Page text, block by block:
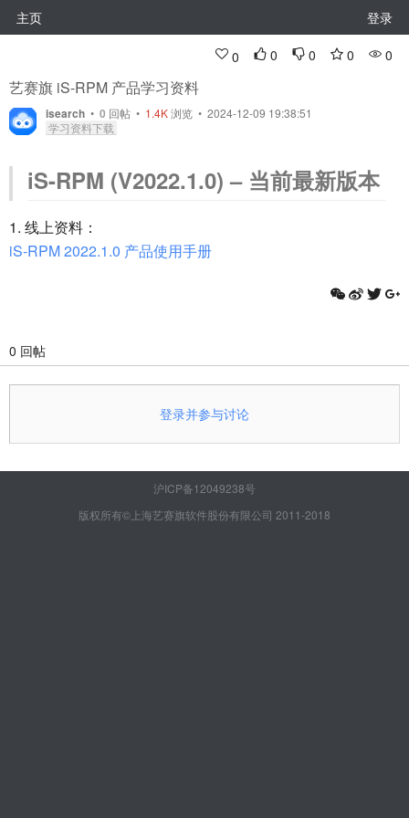
主页 登录
0 0 0 0 0
艺赛旗 iS-RPM 产品学习资料
isearch • 0 回帖 • 1.4K浏览 • 2024-12-09 19:38:51
学习资料下载
iS-RPM (V2022.1.0) – 当前最新版本
1. 线上资料：
iS-RPM 2022.1.0 产品使用手册
0 回帖
登录并参与讨论
沪ICP备12049238号
版权所有©上海艺赛旗软件股份有限公司 2011-2018